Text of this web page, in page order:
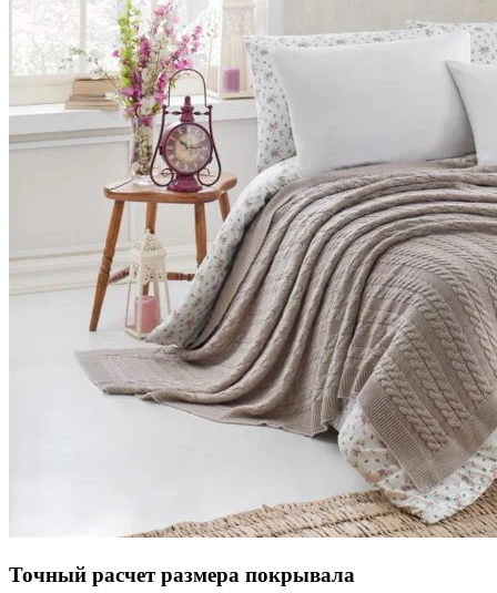
Точный расчет размера покрывала